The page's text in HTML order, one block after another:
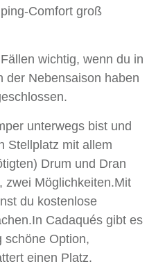
Comfort groß
wichtig, wenn du in
der Nebensaison haben
unterwegs bist und
Stellplatz mit allem
Drum und Dran
zwei Möglichkeiten.Mit
du kostenlose
Cadaqués gibt es
schöne Option,
einen Platz.